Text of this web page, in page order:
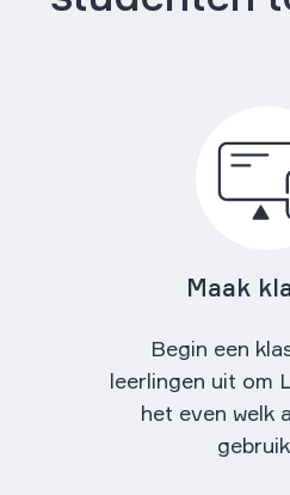
Maak
Begin een
leerlingen uit om
het even welk